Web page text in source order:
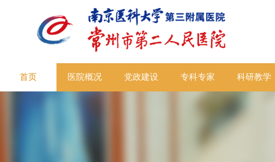
首页 医院概况 党政建设 专科专家 科研教学